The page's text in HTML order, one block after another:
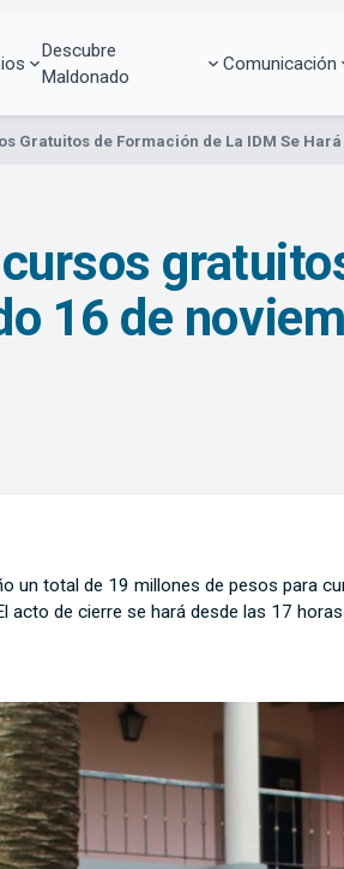
Descubre
Maldonado
Comunicación
Gratuitos de Formación de La IDM Se
16 de
un total de 19 millones de pesos para
acto de cierre se hará desde las 17